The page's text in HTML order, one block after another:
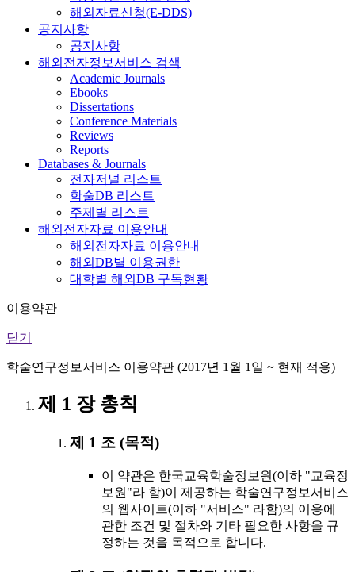
해외자료신청(E-DDS)
공지사항
공지사항
해외전자정보서비스 검색
Academic Journals
Ebooks
Dissertations
Conference Materials
Reviews
Reports
Databases & Journals
전자저널 리스트
학술DB 리스트
주제별 리스트
해외전자자료 이용안내
해외전자자료 이용안내
해외DB별 이용권한
대학별 해외DB 구독현황
이용약관
닫기
학술연구정보서비스 이용약관 (2017년 1월 1일 ~ 현재 적용)
제 1 장 총칙
제 1 조 (목적)
이 약관은 한국교육학술정보원(이하 "교육정
보원"라 함)이 제공하는 학술연구정보서비스
의 웹사이트(이하 "서비스" 라함)의 이용에
관한 조건 및 절차와 기타 필요한 사항을 규
정하는 것을 목적으로 합니다.